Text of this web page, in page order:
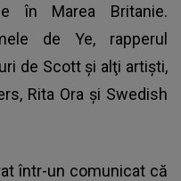
în Marea Britanie.
de Ye, rapperul
de Scott şi alţi artişti,
Rita Ora şi Swedish
într-un comunicat că